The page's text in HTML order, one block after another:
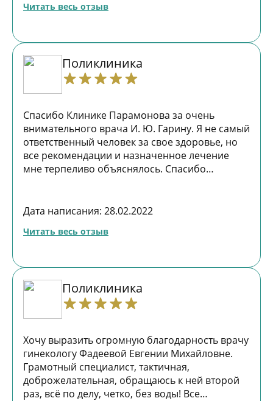
Читать весь отзыв
Поликлиника
Спасибо Клинике Парамонова за очень
внимательного врача И. Ю. Гарину. Я не самый
ответственный человек за свое здоровье, но
все рекомендации и назначенное лечение
мне терпеливо объяснялось. Спасибо
Дата написания: 28.02.2022
Читать весь отзыв
Поликлиника
Хочу выразить огромную благодарность врачу
гинекологу Фадеевой Евгении Михайловне.
Грамотный специалист, тактичная,
доброжелательная, обращаюсь к ней второй
раз, всё по делу, четко, без воды! Все